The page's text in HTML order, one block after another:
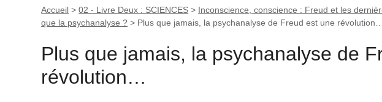
Accueil >02 - Livre Deux : SCIENCES > Inconscience, conscience : Freud et les
que la psychanalyse ? > Plus que jamais, la psychanalyse de Freud est une révolution…
Plus que jamais, la psychanalyse de
révolution…